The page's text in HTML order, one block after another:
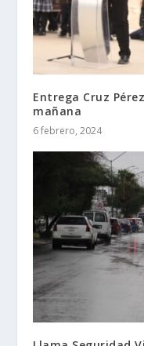
Entrega Cruz
mañana
6 febrero, 2024